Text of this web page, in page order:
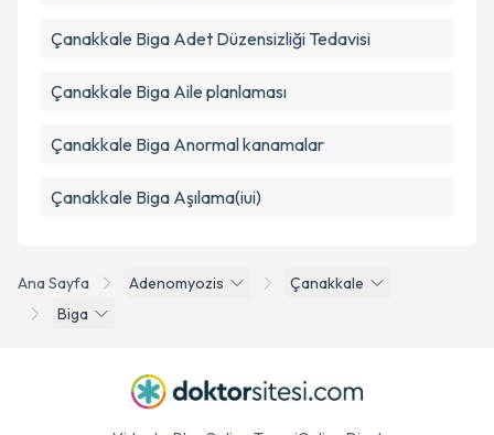
Ana Sayfa Adenomyozis
Çanakkale
Biga
Çanakkale Biga Adet Düzensizliği Tedavisi
Çanakkale Biga Aile planlaması
Çanakkale Biga Anormal kanamalar
Çanakkale Biga Aşılama(iui)